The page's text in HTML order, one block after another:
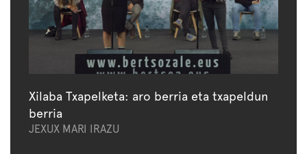
Xilaba Txapelketa: aro berria eta txapeldun
berria
JEXUX MARI IRAZU